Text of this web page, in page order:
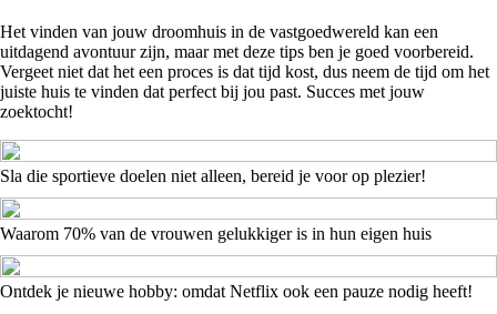
Het vinden van jouw droomhuis in de vastgoedwereld kan een
uitdagend avontuur zijn, maar met deze tips ben je goed voorbereid.
Vergeet niet dat het een proces is dat tijd kost, dus neem de tijd om het
juiste huis te vinden dat perfect bij jou past. Succes met jouw
zoektocht!
Sla die sportieve doelen niet alleen, bereid je voor op plezier!
Waarom 70% van de vrouwen gelukkiger is in hun eigen huis
Ontdek je nieuwe hobby: omdat Netflix ook een pauze nodig heeft!